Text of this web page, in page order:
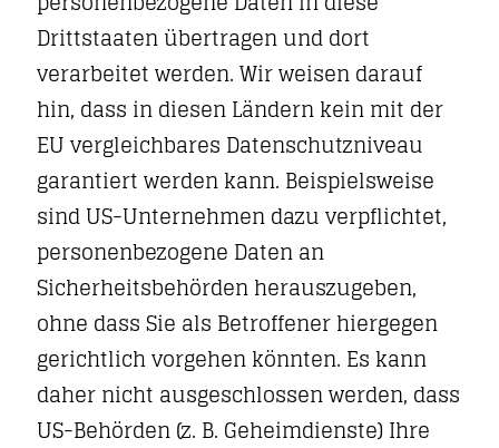
Drittstaaten übertragen und dort
verarbeitet werden. Wir weisen darauf
hin, dass in diesen Ländern kein mit der
EU vergleichbares Datenschutzniveau
garantiert werden kann. Beispielsweise
sind US-Unternehmen dazu verpflichtet,
personenbezogene Daten an
Sicherheitsbehörden herauszugeben,
ohne dass Sie als Betroffener hiergegen
gerichtlich vorgehen könnten. Es kann
daher nicht ausgeschlossen werden, dass
US-Behörden (z. B. Geheimdienste) Ihre